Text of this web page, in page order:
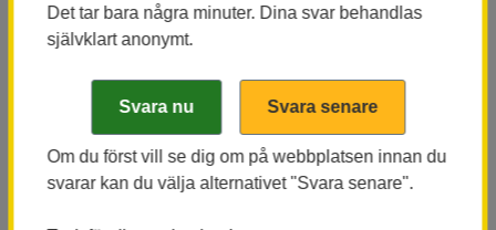
Note which pitch you have parked in and select link
below.
Book Stocklycke (pitch 1-10)
Book Almelyckan (pitch 11-13)
Det tar bara några minuter. Dina svar behandlas
självklart anonymt.
Om du först vill se dig om på webbplatsen innan du
svarar kan du välja alternativet "Svara senare".